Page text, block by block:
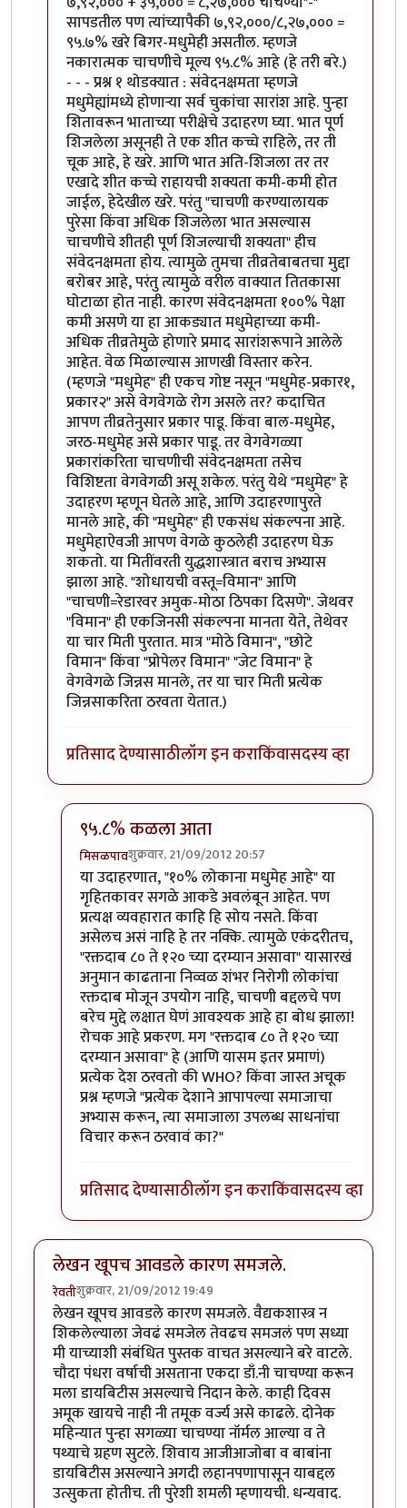
सापडतील पण त्यांच्यापैकी ७,९२,०००/८,२७,००० =
९५.७% खरे बिगर-मधुमेही असतील. म्हणजे
नकारात्मक चाचणीचे मूल्य ९५.८% आहे (हे तरी बरे.)
- - - प्रश्न १ थोडक्यात : संवेदनक्षमता म्हणजे
मधुमेह्यांमध्ये होणार्‍या सर्व चुकांचा सारांश आहे. पुन्हा
शितावरून भाताच्या परीक्षेचे उदाहरण घ्या. भात पूर्ण
शिजलेला असूनही ते एक शीत कच्चे राहिले, तर ती
चूक आहे, हे खरे. आणि भात अति-शिजला तर तर
एखादे शीत कच्चे राहायची शक्यता कमी-कमी होत
जाईल, हेदेखील खरे. परंतु "चाचणी करण्यालायक
पुरेसा किंवा अधिक शिजलेला भात असल्यास
चाचणीचे शीतही पूर्ण शिजल्याची शक्यता" हीच
संवेदनक्षमता होय. त्यामुळे तुमचा तीव्रतेबाबतचा मुद्दा
बरोबर आहे, परंतु त्यामुळे वरील वाक्यात तितकासा
घोटाळा होत नाही. कारण संवेदनक्षमता १००% पेक्षा
कमी असणे या हा आकड्यात मधुमेहाच्या कमी-
अधिक तीव्रतेमुळे होणारे प्रमाद सारांशरूपाने आलेले
आहेत. वेळ मिळाल्यास आणखी विस्तार करेन.
(म्हणजे "मधुमेह" ही एकच गोष्ट नसून "मधुमेह-प्रकार१,
प्रकार२" असे वेगवेगळे रोग असले तर? कदाचित
आपण तीव्रतेनुसार प्रकार पाडू. किंवा बाल-मधुमेह,
जरठ-मधुमेह असे प्रकार पाडू. तर वेगवेगळ्या
प्रकारांकरिता चाचणीची संवेदनक्षमता तसेच
विशिष्टता वेगवेगळी असू शकेल. परंतु येथे "मधुमेह" हे
उदाहरण म्हणून घेतले आहे, आणि उदाहरणापुरते
मानले आहे, की "मधुमेह" ही एकसंध संकल्पना आहे.
मधुमेहाऐवजी आपण वेगळे कुठलेही उदाहरण घेऊ
शकतो. या मितींवरती युद्धशास्त्रात बराच अभ्यास
झाला आहे. "शोधायची वस्तू=विमान" आणि
"चाचणी=रेडारवर अमुक-मोठा ठिपका दिसणे". जेथवर
"विमान" ही एकजिनसी संकल्पना मानता येते, तेथेवर
या चार मिती पुरतात. मात्र "मोठे विमान", "छोटे
विमान" किंवा "प्रोपेलर विमान" "जेट विमान" हे
वेगवेगळे जिन्नस मानले, तर या चार मिती प्रत्येक
जिन्नसाकरिता ठरवता येतात.)
प्रतिसाद देण्यासाठीलॉग इन कराकिंवासदस्य व्हा
९५.८% कळला आता
मिसळपावशुक्रवार, 21/09/2012 20:57
In reply toत्यातल्या त्यात सोपे उत्तेर आधीby
या उदाहरणात, "१०% लोकाना मधुमेह आहे" या
गृहितकावर सगळे आकडे अवलंबून आहेत. पण
प्रत्यक्ष व्यवहारात काहि हि सोय नसते. किंवा
असेलच असं नाहि हे तर नक्कि. त्यामुळे एकंदरीतच,
"रक्तदाब ८० ते १२० च्या दरम्यान असावा" यासारखं
अनुमान काढताना निव्वळ शंभर निरोगी लोकांचा
रक्तदाब मोजून उपयोग नाहि, चाचणी बद्दलचे पण
बरेच मुद्दे लक्षात घेणं आवश्यक आहे हा बोध झाला!
रोचक आहे प्रकरण. मग "रक्तदाब ८० ते १२० च्या
दरम्यान असावा" हे (आणि यासम इतर प्रमाणं)
प्रत्येक देश ठरवतो की WHO? किंवा जास्त अचूक
प्रश्न म्हणजे "प्रत्येक देशाने आपापल्या समाजाचा
अभ्यास करून, त्या समाजाला उपलब्ध साधनांचा
विचार करून ठरवावं का?"
प्रतिसाद देण्यासाठीलॉग इन कराकिंवासदस्य व्हा
लेखन खूपच आवडले कारण समजले.
रेवतीशुक्रवार, 21/09/2012 19:49
लेखन खूपच आवडले कारण समजले. वैद्यकशास्त्र न
शिकलेल्याला जेवढं समजेल तेवढच समजलं पण सध्या
मी याच्याशी संबंधित पुस्तक वाचत असल्याने बरे वाटले.
चौदा पंधरा वर्षाची असताना एकदा डाँ.नी चाचण्या करून
मला डायबिटीस असल्याचे निदान केले. काही दिवस
अमूक खायचे नाही नी तमूक वर्ज्य असे काढले. दोनेक
महिन्यात पुन्हा सगळ्या चाचण्या नॉर्मल आल्या व ते
पथ्याचे ग्रहण सुटले. शिवाय आजीआजोबा व बाबांना
डायबिटीस असल्याने अगदी लहानपणापासून याबद्दल
उत्सुकता होतीच. ती पुरेशी शमली म्हणायची. धन्यवाद.